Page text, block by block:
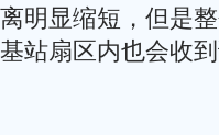
明显缩短，但是
站扇区内也会收